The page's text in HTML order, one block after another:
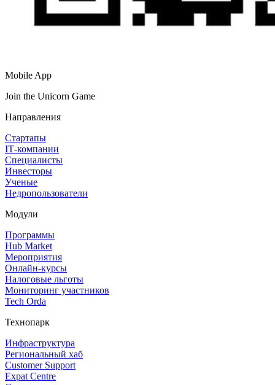
Mobile App
Join the Unicorn Game
Направления
Стартапы
IT‑компании
Специалисты
Инвесторы
Ученые
Недропользователи
Модули
Программы
Hub Market
Мероприятия
Онлайн‑курсы
Налоговые льготы
Мониторинг участников
Tech Orda
Технопарк
Инфраструктура
Региональный хаб
Customer Support
Expat Centre